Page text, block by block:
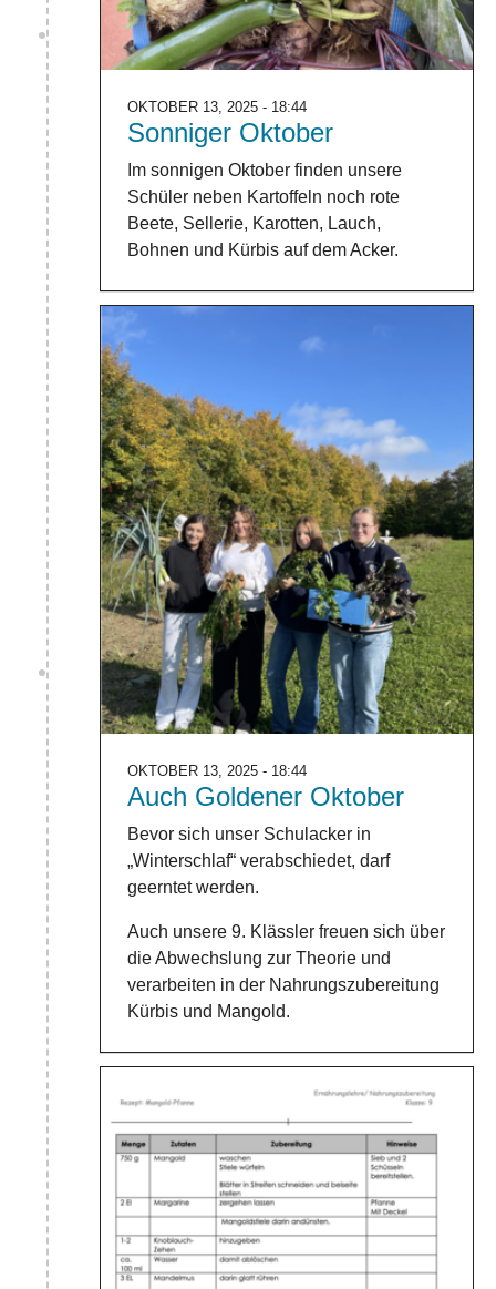
OKTOBER 13, 2025 - 18:44
Sonniger Oktober
Im sonnigen Oktober finden unsere
Schüler neben Kartoffeln noch rote
Beete, Sellerie, Karotten, Lauch,
Bohnen und Kürbis auf dem Acker.
OKTOBER 13, 2025 - 18:44
Auch Goldener Oktober
Bevor sich unser Schulacker in
„Winterschlaf“ verabschiedet, darf
geerntet werden.
Auch unsere 9. Klässler freuen sich über
die Abwechslung zur Theorie und
verarbeiten in der Nahrungszubereitung
Kürbis und Mangold.